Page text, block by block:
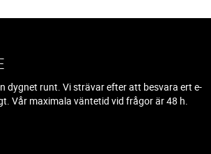
dygnet runt. Vi strävar efter att besvara ert e-
Vår maximala väntetid vid frågor är 48 h.